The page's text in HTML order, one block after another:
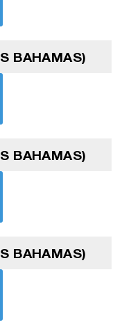
BAHAMAS)
BAHAMAS)
BAHAMAS)